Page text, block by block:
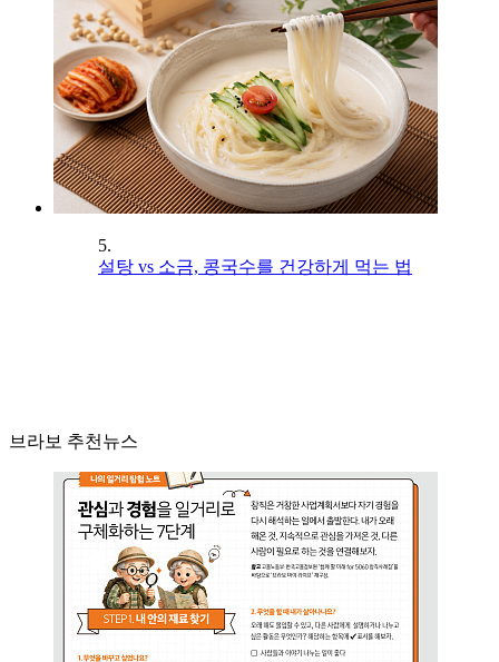
5.
설탕 vs 소금, 콩국수를 건강하게 먹는 법
브라보 추천뉴스